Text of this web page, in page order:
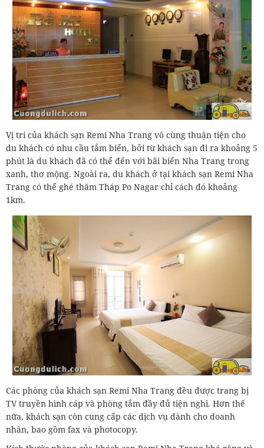
Vị trí của khách sạn Remi Nha Trang vô cùng thuận tiện cho
du khách có nhu cầu tắm biển, bởi từ khách sạn đi ra khoảng 5
phút là du khách đã có thể đến với bãi biển Nha Trang trong
xanh, thơ mộng. Ngoài ra, du khách ở tại khách sạn Remi Nha
Trang có thể ghé thăm Tháp Po Nagar chỉ cách đó khoảng
1km.
Các phòng của khách sạn Remi Nha Trang đều được trang bị
TV truyền hình cáp và phòng tắm đầy đủ tiện nghi. Hơn thế
nữa, khách sạn còn cung cấp các dịch vụ dành cho doanh
nhân, bao gồm fax và photocopy.